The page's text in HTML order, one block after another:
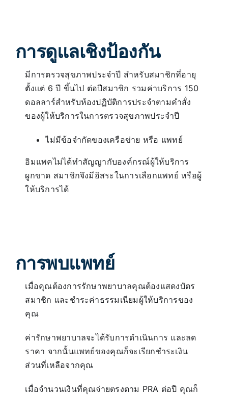
การดูแลเชิงป้องกัน
มีการตรวจสุขภาพประจำปี สำหรับสมาชิกที่อายุ
ตั้งแต่ 6 ปี ขึ้นไป ต่อปีสมาชิก รวมค่าบริการ 150
ดอลลาร์สำหรับห้องปฏิบัติการประจำตามคำสั่ง
ของผู้ให้บริการในการตรวจสุขภาพประจำปี
ไม่มีข้อจำกัดของเครือข่าย หรือ แพทย์
อิมแพคไม่ได้ทำสัญญากับองค์กรณ์ผู้ให้บริการ
ผูกขาด สมาชิกจึงมีอิสระในการเลือกแพทย์ หรือผู้
ให้บริการได้
การพบแพทย์
เมื่อคุณต้องการรักษาพยาบาลคุณต้องแสดงบัตร
สมาชิก และชำระค่าธรรมเนียมผู้ให้บริการของ
คุณ
ค่ารักษาพยาบาลจะได้รับการดำเนินการ และลด
ราคา จากนั้นแพทย์ของคุณก็จะเรียกชำระเงิน
ส่วนที่เหลือจากคุณ
เมื่อจำนวนเงินที่คุณจ่ายตรงตาม PRA ต่อปี คุณก็